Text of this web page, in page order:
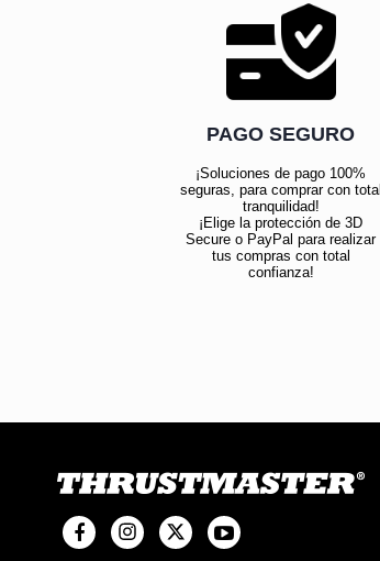
PAGO SEGURO
¡Soluciones de pago 100%
seguras, para comprar con total
tranquilidad!
¡Elige la protección de 3D
Secure o PayPal para realizar
tus compras con total
confianza!